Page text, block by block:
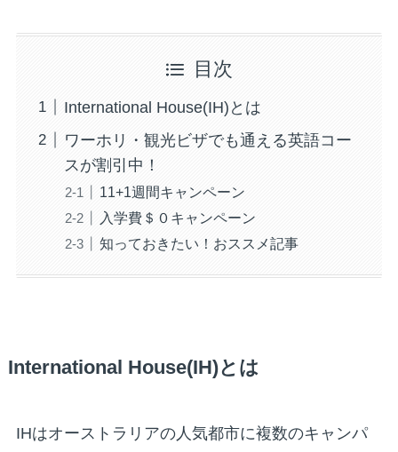
目次
International House(IH)とは
ワーホリ・観光ビザでも通える英語コー
スが割引中！
11+1週間キャンペーン
入学費＄０キャンペーン
知っておきたい！おススメ記事
International House(IH)とは
IHはオーストラリアの人気都市に複数のキャンパ